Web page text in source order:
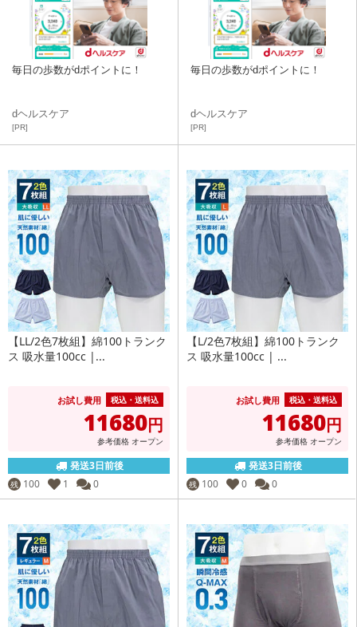
毎日の歩数がdポイントに！
dヘルスケア
[PR]
毎日の歩数がdポイントに！
dヘルスケア
[PR]
【LL/2色7枚組】綿100トランク
ス 吸水量100cc |...
お試し費用 税込・送料込
11680円
参考価格 オープン
発送3日前後
残 100 1 0
【L/2色7枚組】綿100トランク
ス 吸水量100cc | ...
お試し費用 税込・送料込
11680円
参考価格 オープン
発送3日前後
残 100 0 0